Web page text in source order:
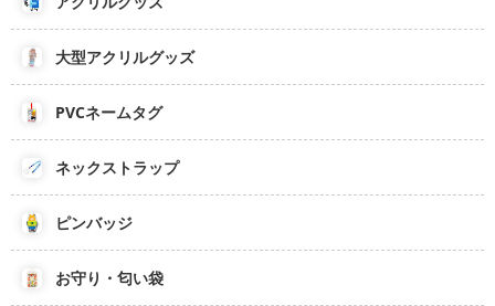
大型アクリルグッズ
PVCネームタグ
ネックストラップ
ピンバッジ
お守り・匂い袋